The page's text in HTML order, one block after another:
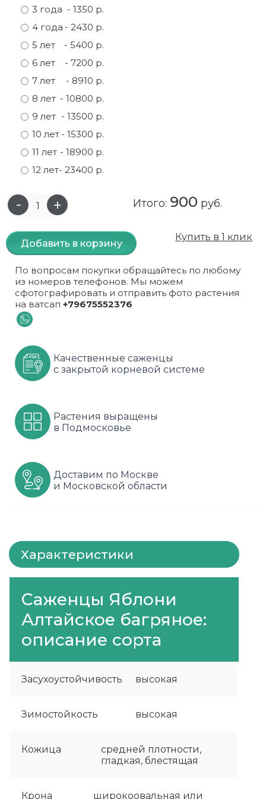
Сирень
Форзиция
Шиповник декоративный, белый
Миндаль
Облепиха высокорослая, раскидистая
Персики
Хурма
Черемуховое дерева
Шарафуга
Крыжовник
На штамбе
Оптом
Рябина
Рябина красная
Смородина
Шиповник
Оранжевые розы
Пионовидные
Почвопокровные
Роза ругоза
Розовые розы
Сиреневые
Чайно гибридные
Штамбовые
3 года - 1350 р.
4 года - 2430 р.
5 лет
- 5400 р.
6 лет
- 7200 р.
7 лет
- 8910 р.
8 лет - 10800 р.
9 лет - 13500 р.
10 лет - 15300 р.
11 лет - 18900 р.
12 лет- 23400 р.
Итого: 900 руб.
Добавить в корзину
Купить в 1 клик
По вопросам покупки обращайтесь по любому
из номеров телефонов. Мы можем
сфотографировать и отправить фото растения
на ватсап +79675552376
Качественные саженцы
с закрытой корневой системе
Растения выращены
в Подмосковье
Доставим по Москве
и Московской области
Характеристики
Саженцы Яблони
Алтайское багряное:
описание сорта
Засухоустойчивость высокая
Зимостойкость высокая
Кожица
средней плотности,
гладкая, блестящая
Крона широкоовальная или